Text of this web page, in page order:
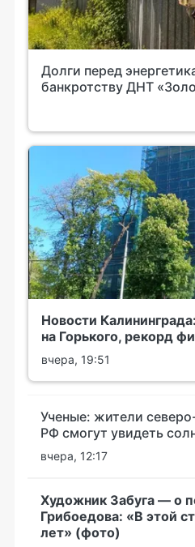
Долги перед
банкротству ДНТ
Новости
на Горького, рекорд
вчера, 19:51
Ученые: жители
РФ смогут увидеть
вчера, 12:17
Художник Забуга — о
Грибоедова: «В этой
лет» (фото)